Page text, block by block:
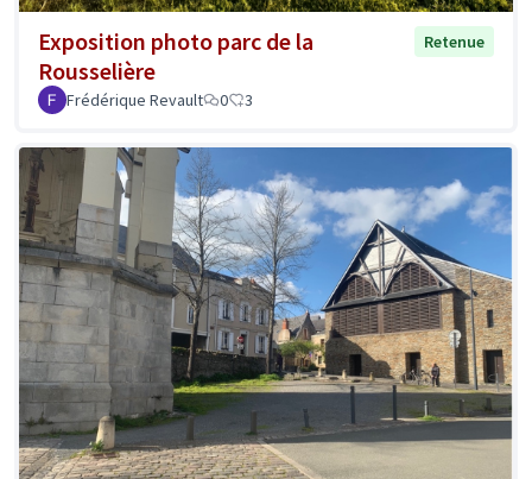
Exposition photo parc de la
Rousselière
Retenue
Frédérique Revault 0 3